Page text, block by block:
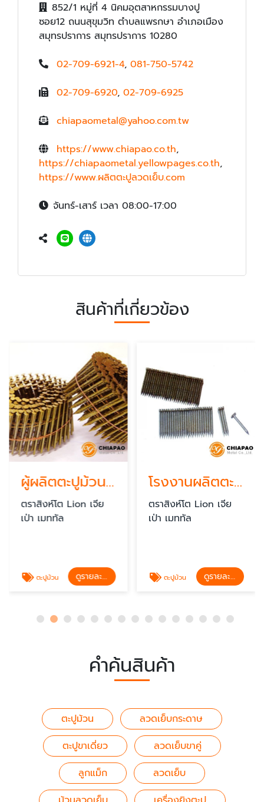
852/1 หมู่ที่ 4 นิคมอุตสาหกรรมบางปู
ซอย12 ถนนสุขุมวิท ตำบลแพรกษา อำเภอเมือง
สมุทรปราการ สมุทรปราการ 10280
02-709-6921-4, 081-750-5742
02-709-6920, 02-709-6925
chiapaometal@yahoo.com.tw
https://www.chiapao.co.th,
https://chiapaometal.yellowpages.co.th,
https://www.ผลิตตะปูลวดเย็บ.com
จันทร์-เสาร์ เวลา 08:00-17:00
สินค้าที่เกี่ยวข้อง
ผู้ผลิตตะปูม้วน สมุทรปราการ
ตราสิงห์โต Lion เจีย
เป่า เมททัล
ตะปูม้วน ดูรายละเอียด
โรงงานผลิตตะปูม้วน
ตราสิงห์โต Lion เจีย
เป่า เมททัล
ตะปูม้วน ดูรายละเอียด
คำค้นสินค้า
ตะปูม้วน
ลวดเย็บกระดาษ
ตะปูขาเดี่ยว
ลวดเย็บขาคู่
ลูกแม็ก
ลวดเย็บ